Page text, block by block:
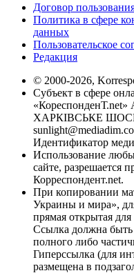
Договор
Политика в сфере
данных
Пользовательское
Редакция
© 2000-2026,
Субъект в сфере
«КореспонденТ.net»
ХАРКІВСЬКЕ ШОСЕ,
Идентификатор
Использование
сайте, разрешается
Корреспондент.net.
При копировании
Украины и мира»,
прямая открытая
Ссылка должна быть
полного либо
Гиперссылка (для
размещена в